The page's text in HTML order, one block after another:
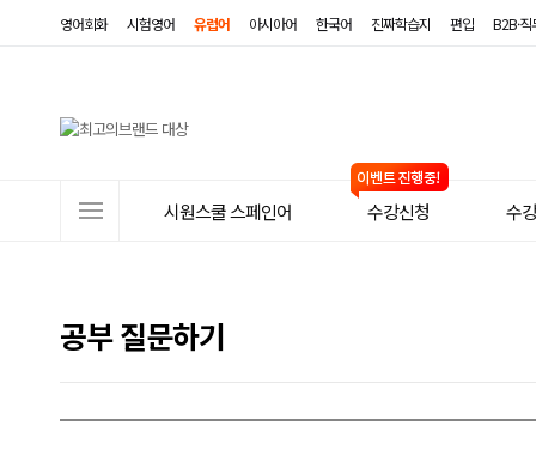
영어회화 시험영어 유럽어 아시아어 한국어 진짜학습지 편입 B2B·
뉴
시원스쿨 스페인어 수강신청 수
공부 질문하기